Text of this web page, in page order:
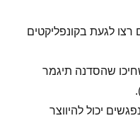
לגעת בקונפליקטים
שהסדנה תיגמר
יכול להיווצר